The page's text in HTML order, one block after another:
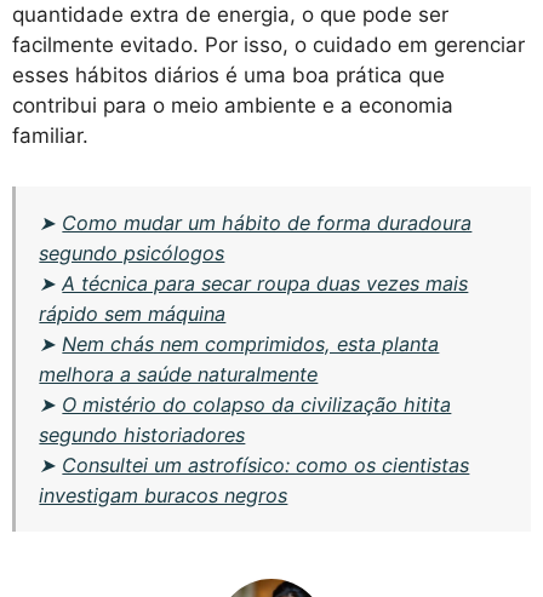
quantidade extra de energia, o que pode ser
facilmente evitado. Por isso, o cuidado em gerenciar
esses hábitos diários é uma boa prática que
contribui para o meio ambiente e a economia
familiar.
➤ Como mudar um hábito de forma duradoura
segundo psicólogos
➤A técnica para secar roupa duas vezes mais
rápido sem máquina
➤ Nem chás nem comprimidos, esta planta
melhora a saúde naturalmente
➤ O mistério do colapso da civilização hitita
segundo historiadores
➤ Consultei um astrofísico: como os cientistas
investigam buracos negros